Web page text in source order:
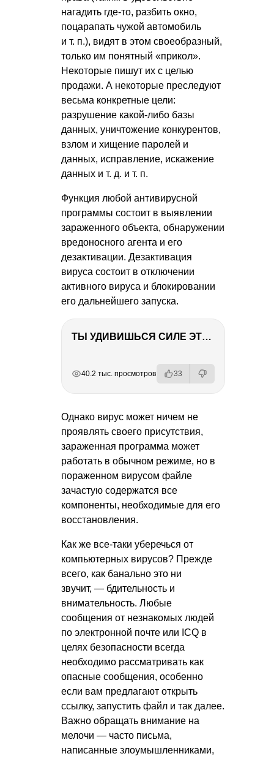
нагадить где-то, разбить окно,
поцарапать чужой автомобиль
и т. п.), видят в этом своеобразный,
только им понятный «прикол».
Некоторые пишут их с целью
продажи. А некоторые преследуют
весьма конкретные цели:
разрушение какой-либо базы
данных, уничтожение конкурентов,
взлом и хищение паролей и
данных, исправление, искажение
данных и т. д. и т. п.
Функция любой антивирусной
программы состоит в выявлении
зараженного объекта, обнаружении
вредоносного агента и его
дезактивации. Дезактивация
вируса состоит в отключении
активного вируса и блокировании
его дальнейшего запуска.
ТЫ УДИВИШЬСЯ СИЛЕ ЭТО ЧЕЛОВЕКА! Блог о нашей поездке в Вышний Волочек
40.2 тыс. просмотров 33
Однако вирус может ничем не
проявлять своего присутствия,
зараженная программа может
работать в обычном режиме, но в
пораженном вирусом файле
зачастую содержатся все
компоненты, необходимые для его
восстановления.
Как же все-таки уберечься от
компьютерных вирусов? Прежде
всего, как банально это ни
звучит, — бдительность и
внимательность. Любые
сообщения от незнакомых людей
по электронной почте или ICQ в
целях безопасности всегда
необходимо рассматривать как
опасные сообщения, особенно
если вам предлагают открыть
ссылку, запустить файл и так далее.
Важно обращать внимание на
мелочи — часто письма,
написанные злоумышленниками,